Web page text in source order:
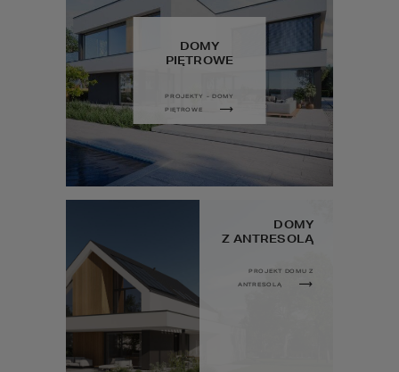
DOMY
PIĘTROWE
PROJEKTY - DOMY
PIĘTROWE
DOMY
Z ANTRESOLĄ
PROJEKT DOMU Z
ANTRESOLĄ